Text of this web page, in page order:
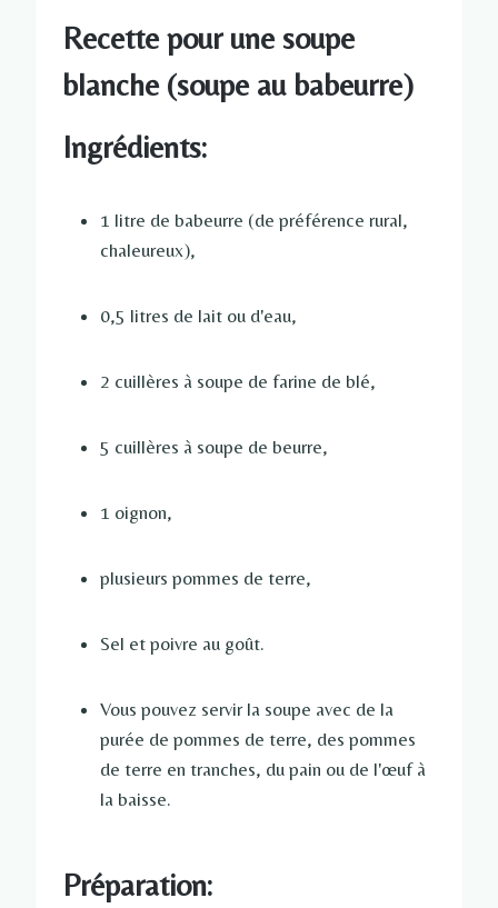
Recette pour une soupe
blanche (soupe au babeurre)
Ingrédients:
1 litre de babeurre (de préférence rural,
chaleureux),
0,5 litres de lait ou d'eau,
2 cuillères à soupe de farine de blé,
5 cuillères à soupe de beurre,
1 oignon,
plusieurs pommes de terre,
Sel et poivre au goût.
Vous pouvez servir la soupe avec de la
purée de pommes de terre, des pommes
de terre en tranches, du pain ou de l'œuf à
la baisse.
Préparation: